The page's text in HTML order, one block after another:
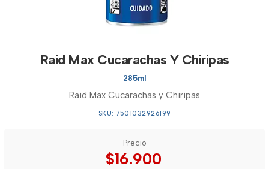
Raid Max Cucarachas Y Chiripas
285ml
Raid Max Cucarachas y Chiripas
SKU: 7501032926199
Precio
$16.900